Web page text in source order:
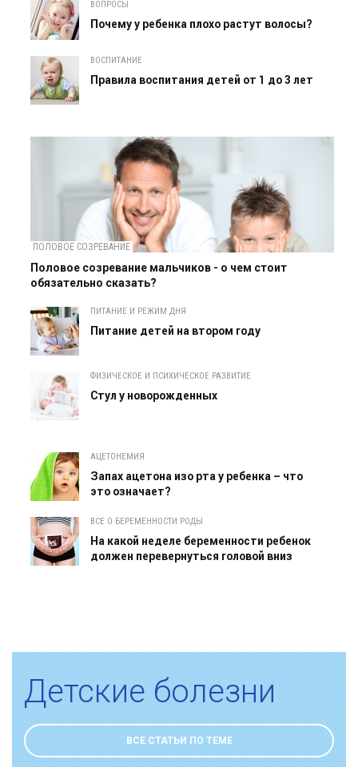
ВОПРОСЫ
Почему у ребенка плохо растут волосы?
ВОСПИТАНИЕ
Правила воспитания детей от 1 до 3 лет
ПОЛОВОЕ СОЗРЕВАНИЕ
Половое созревание мальчиков - о чем стоит
обязательно сказать?
ПИТАНИЕ И РЕЖИМ ДНЯ
Питание детей на втором году
ФИЗИЧЕСКОЕ И ПСИХИЧЕСКОЕ РАЗВИТИЕ
Cтул у новорожденных
АЦЕТОНЕМИЯ
Запах ацетона изо рта у ребенка – что
это означает?
ВСЕ О БЕРЕМЕННОСТИ РОДЫ
На какой неделе беременности ребенок
должен перевернуться головой вниз
Детские болезни
ВСЕ СТАТЬИ ПО ТЕМЕ